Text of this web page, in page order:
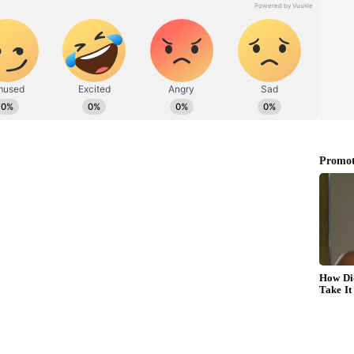
திருநங்கைக்கு போலீசார் பாலியல்
முற்றுகையிட்டு திருநங்கைகள்